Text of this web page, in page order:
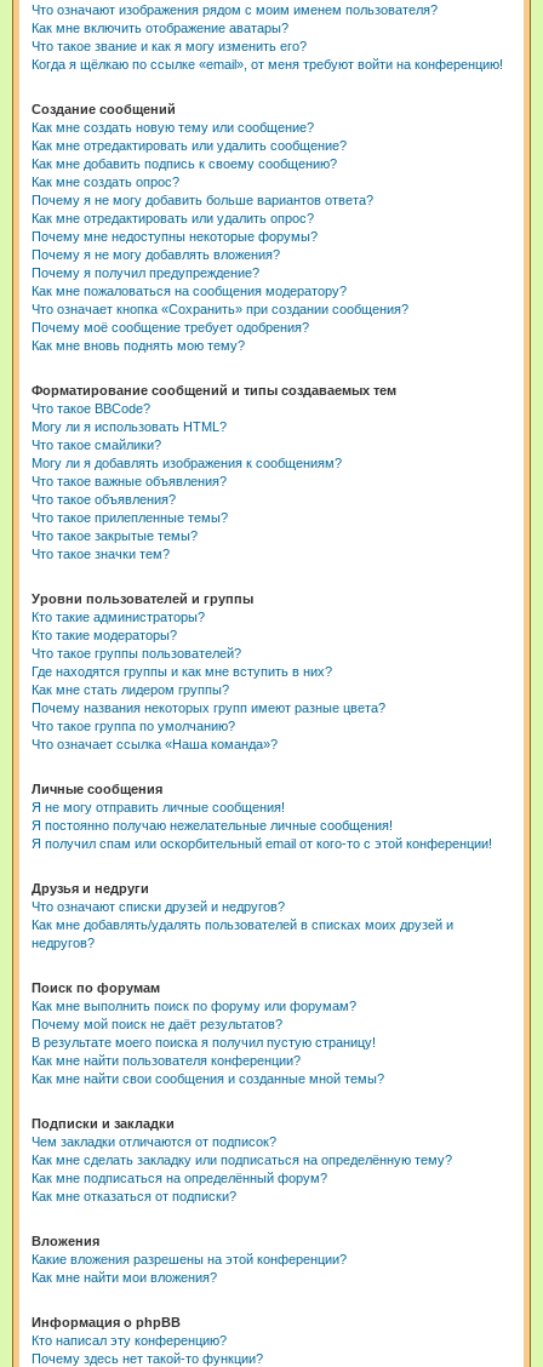
Что означают изображения рядом с моим именем пользователя?
Как мне включить отображение аватары?
Что такое звание и как я могу изменить его?
Когда я щёлкаю по ссылке «email», от меня требуют войти на конференцию!
Создание сообщений
Как мне создать новую тему или сообщение?
Как мне отредактировать или удалить сообщение?
Как мне добавить подпись к своему сообщению?
Как мне создать опрос?
Почему я не могу добавить больше вариантов ответа?
Как мне отредактировать или удалить опрос?
Почему мне недоступны некоторые форумы?
Почему я не могу добавлять вложения?
Почему я получил предупреждение?
Как мне пожаловаться на сообщения модератору?
Что означает кнопка «Сохранить» при создании сообщения?
Почему моё сообщение требует одобрения?
Как мне вновь поднять мою тему?
Форматирование сообщений и типы создаваемых тем
Что такое BBCode?
Могу ли я использовать HTML?
Что такое смайлики?
Могу ли я добавлять изображения к сообщениям?
Что такое важные объявления?
Что такое объявления?
Что такое прилепленные темы?
Что такое закрытые темы?
Что такое значки тем?
Уровни пользователей и группы
Кто такие администраторы?
Кто такие модераторы?
Что такое группы пользователей?
Где находятся группы и как мне вступить в них?
Как мне стать лидером группы?
Почему названия некоторых групп имеют разные цвета?
Что такое группа по умолчанию?
Что означает ссылка «Наша команда»?
Личные сообщения
Я не могу отправить личные сообщения!
Я постоянно получаю нежелательные личные сообщения!
Я получил спам или оскорбительный email от кого-то с этой конференции!
Друзья и недруги
Что означают списки друзей и недругов?
Как мне добавлять/удалять пользователей в списках моих друзей и
недругов?
Поиск по форумам
Как мне выполнить поиск по форуму или форумам?
Почему мой поиск не даёт результатов?
В результате моего поиска я получил пустую страницу!
Как мне найти пользователя конференции?
Как мне найти свои сообщения и созданные мной темы?
Подписки и закладки
Чем закладки отличаются от подписок?
Как мне сделать закладку или подписаться на определённую тему?
Как мне подписаться на определённый форум?
Как мне отказаться от подписки?
Вложения
Какие вложения разрешены на этой конференции?
Как мне найти мои вложения?
Информация о phpBB
Кто написал эту конференцию?
Почему здесь нет такой-то функции?